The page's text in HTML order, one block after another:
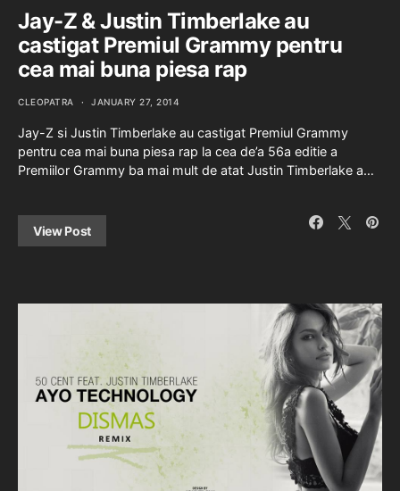
Jay-Z & Justin Timberlake au
castigat Premiul Grammy pentru
cea mai buna piesa rap
CLEOPATRA JANUARY 27, 2014
Jay-Z si Justin Timberlake au castigat Premiul Grammy
pentru cea mai buna piesa rap la cea de’a 56a editie a
Premiilor Grammy ba mai mult de atat Justin Timberlake a…
View Post